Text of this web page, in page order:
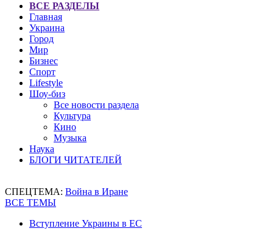
ВСЕ РАЗДЕЛЫ
Главная
Украина
Город
Мир
Бизнес
Спорт
Lifestyle
Шоу-биз
Все новости раздела
Культура
Кино
Музыка
Наука
БЛОГИ ЧИТАТЕЛЕЙ
СПЕЦТЕМА: Война в Иране
ВСЕ ТЕМЫ
Вступление Украины в ЕС